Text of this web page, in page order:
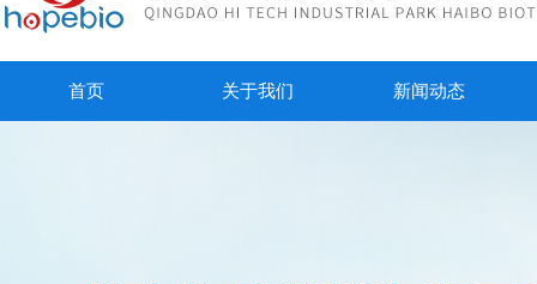
首页 关于我们 新闻动态